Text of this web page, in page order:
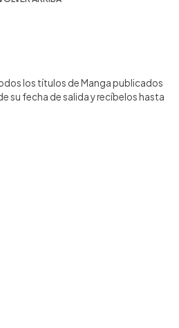
los títulos de Manga publicados
su fecha de salida y recíbelos hasta